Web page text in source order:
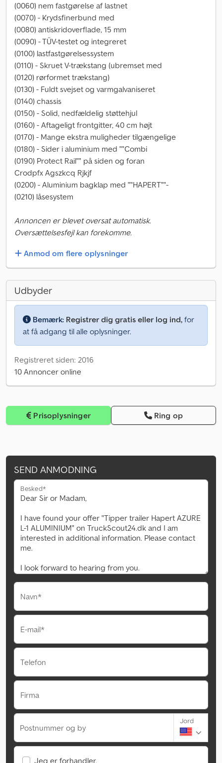
(0060) nem fastgørelse af lastnet
(0070) - Krydsfinerbund med
(0080) antiskridoverflade, 15 mm
(0090) - TÜV-testet og integreret
(0100) lastfastgørelsessystem
(0110) - Skruet V-trækstang (ubremset med
(0120) rørformet trækstang)
(0130) - Fuldt svejset og varmgalvaniseret
(0140) chassis
(0150) - Solid, nedfældelig støttehjul
(0160) - Aftageligt frontgitter, 40 cm højt
(0170) - Mange ekstra muligheder tilgængelige
(0180) - Sider i aluminium med ""Combi
(0190) Protect Rail"" på siden og foran
Crodpfx Agszkcq Rjkjf
(0200) - Aluminium bagklap med ""HAPERT""-
(0210) låsesystem
Annoncen er blevet oversat automatisk.
Oversættelsesfejl kan forekomme.
Anmod om flere oplysninger
Udbyder
Bemærk: Registrer dig gratis eller log ind, for
at få adgang til alle oplysninger.
Registreret siden: 2016
10 Annoncer online
Prisoplysninger Ring op
SEND ANMODNING
Besked*
Navn*
E-mail*
Telefon
Firma
Postnummer og by
Jord
Jeg er forhandler.